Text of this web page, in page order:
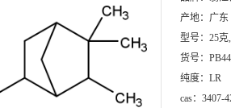
产地： 广东
型号： 25克
货号：
纯度： LR
cas： 3407-